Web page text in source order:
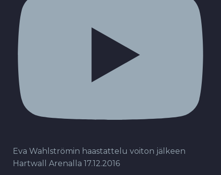
Eva Wahlströmin haastattelu voiton jälkeen
Hartwall Arenalla 17.12.2016